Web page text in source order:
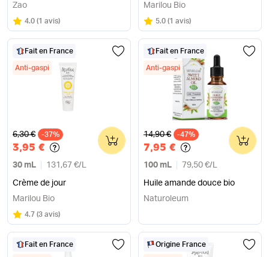
Zao
Note
4.0 sur 5
(1 avis)
Marilou Bio
Note
5.0 sur 5
(1 avis)
Fait en France
Anti-gaspi
Ancien prix
6,30 € -37%
3,95 €
30 mL 131,67 €/ L
Crème de jour
0
Marilou Bio
Note
4.7 sur 5
(3 avis)
Fait en France
Anti-gaspi
Ancien prix
14,90 € -47%
7,95 €
100 mL 79,50 €/ L
Huile amande douce bio
0
Naturoleum
Fait en France Origine France